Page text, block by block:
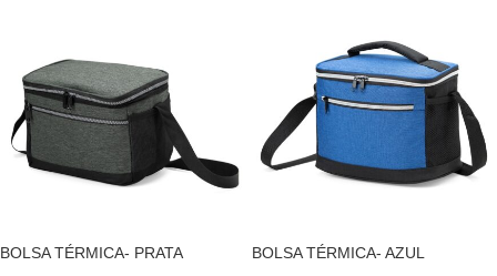
BOLSA TÉRMICA- PRATA BOLSA TÉRMICA- AZUL